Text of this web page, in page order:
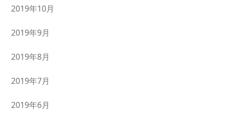
2019年10月
2019年9月
2019年8月
2019年7月
2019年6月